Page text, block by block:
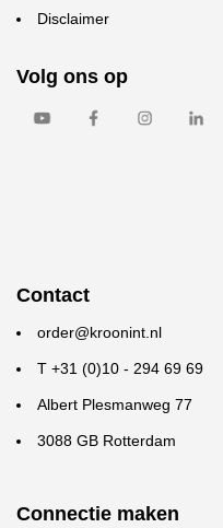
Disclaimer
Volg ons op
Contact
order@kroonint.nl
T +31 (0)10 - 294 69 69
Albert Plesmanweg 77
3088 GB Rotterdam
Connectie maken